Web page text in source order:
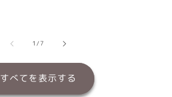
1/の
7
すべてを表示する